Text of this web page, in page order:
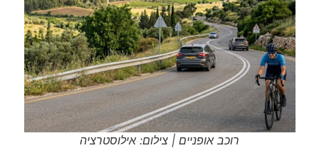
רוכב אופניים | צילום: אילוסטרציה